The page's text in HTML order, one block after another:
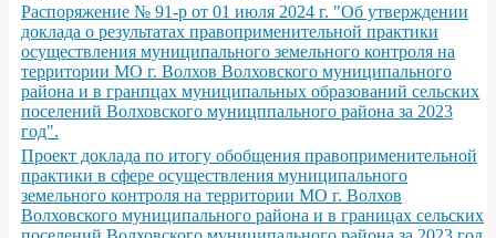
Распоряжение № 91-р от 01 июля 2024 г. "Об утверждении
доклада о результатах правоприменительной практики
осуществления муниципального земельного контроля на
территории МО г. Волхов Волховского муниципального
района и в гранпцах муниципальных образований сельских
поселений Волховского муницппального района за 2023
год".
Проект доклада по итогу обобщения правоприменительной
практики в сфере осуществления муниципального
земельного контроля на территории МО г. Волхов
Волховского муниципального района и в границах сельских